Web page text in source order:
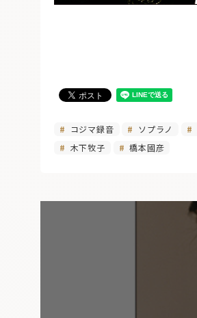
コジマ録音 ソプラノ
木下牧子
橋本國彦